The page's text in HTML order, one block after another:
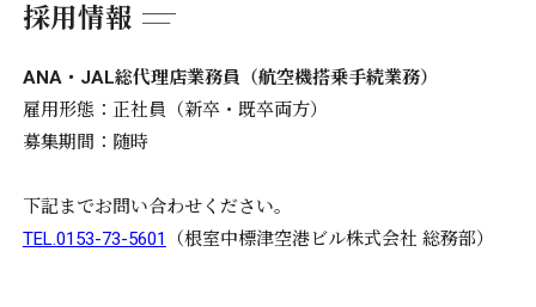
採用情報
ANA・JAL総代理店業務員（航空機搭乗手続業務）
雇用形態：正社員（新卒・既卒両方）
募集期間：随時
下記までお問い合わせください。
TEL.0153-73-5601
（根室中標津空港ビル株式会社 総務部）